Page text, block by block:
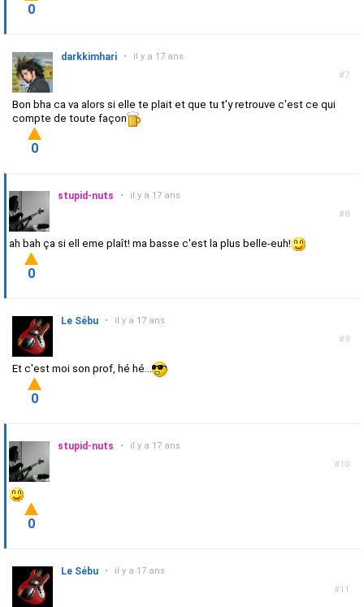
0
#7
darkkimhari • il y a 17 ans
Bon bha ca va alors si elle te plait et que tu t'y retrouve c'est ce qui
compte de toute façon
0
#8
stupid-nuts • il y a 17 ans
ah bah ça si ell eme plaît! ma basse c'est la plus belle-euh!
0
#9
Le Sébu • il y a 17 ans
Et c'est moi son prof, hé hé...
0
#10
stupid-nuts • il y a 17 ans
0
#11
Le Sébu • il y a 17 ans